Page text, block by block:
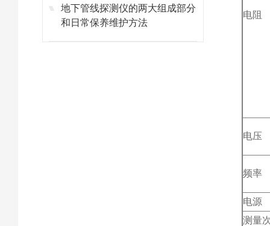
地下管线探测仪的两大组成部分
和日常保养维护方法
电阻
电压
频率
电源
测量